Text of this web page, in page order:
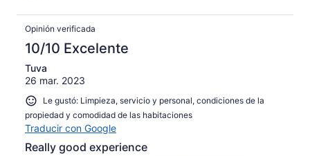
Opinión verificada
10/10 Excelente
Tuva
26 mar. 2023
Le gustó: Limpieza, servicio y personal, condiciones de la
propiedad y comodidad de las habitaciones
Traducir con Google
Really good experience